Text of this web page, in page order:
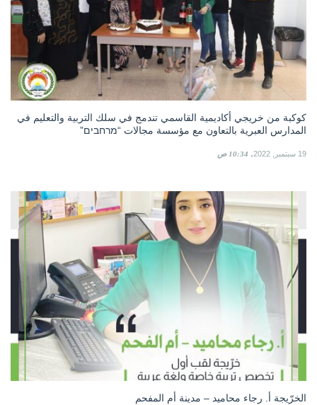
كوكبة من خريجي أكاديمية القاسمي تندمج في سلك التربية والتعليم في
المدارس العبرية بالتعاون مع مؤسسة مجالات “מרחבים”
19 سبتمبر, 2022 10:34 ص
الخرّيجة أ. رجاء محاميد – مدينة أم المفحم